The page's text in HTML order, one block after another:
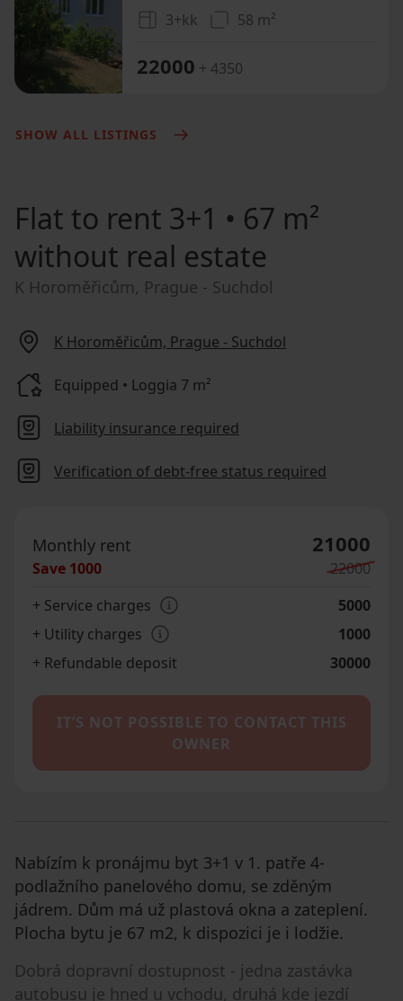
3+kk 58 m²
22000 + 4350
SHOW ALL LISTINGS
Flat to rent 3+1 • 67 m²
without real estate
K Horoměřicům, Prague - Suchdol
K Horoměřicům, Prague - Suchdol
Equipped • Loggia 7 m²
Liability insurance required
Verification of debt-free status required
Monthly rent 21000
Save 1000
22000
+ Service charges
5000
+ Utility charges
1000
+ Refundable deposit
30000
IT’S NOT POSSIBLE TO CONTACT THIS
OWNER
Nabízím k pronájmu byt 3+1 v 1. patře 4-
podlažního panelového domu, se zděným
jádrem. Dům má už plastová okna a zateplení.
Plocha bytu je 67 m2, k dispozici je i lodžie.
Dobrá dopravní dostupnost - jedna zastávka
autobusu je hned u vchodu, druhá kde jezdí